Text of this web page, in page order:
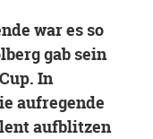
war es so
gab sein
In
aufregende
aufblitzen